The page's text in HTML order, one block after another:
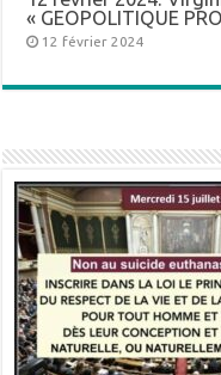
« GEOPOLITIQUE
12 février 2024